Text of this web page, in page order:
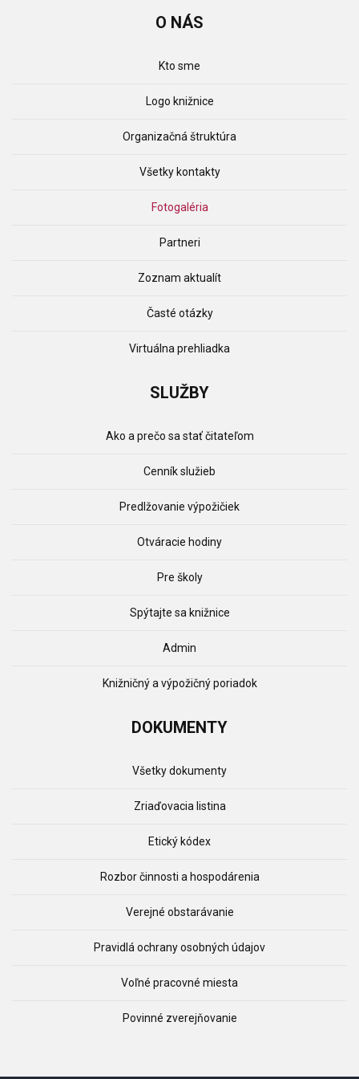
O NÁS
Kto sme
Logo knižnice
Organizačná štruktúra
Všetky kontakty
Fotogaléria
Partneri
Zoznam aktualít
Časté otázky
Virtuálna prehliadka
SLUŽBY
Ako a prečo sa stať čitateľom
Cenník služieb
Predlžovanie výpožičiek
Otváracie hodiny
Pre školy
Spýtajte sa knižnice
Admin
Knižničný a výpožičný poriadok
DOKUMENTY
Všetky dokumenty
Zriaďovacia listina
Etický kódex
Rozbor činnosti a hospodárenia
Verejné obstarávanie
Pravidlá ochrany osobných údajov
Voľné pracovné miesta
Povinné zverejňovanie